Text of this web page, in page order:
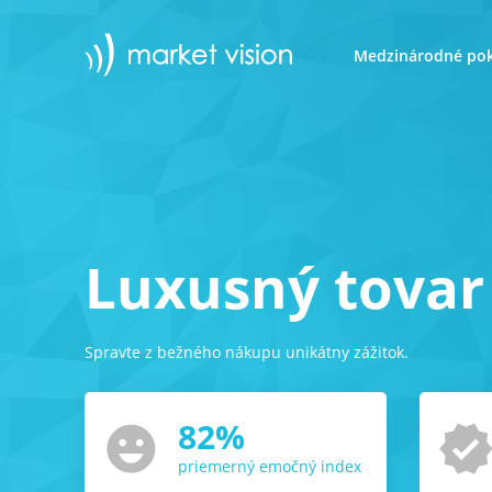
Medzinárodné
Luxusný tovar
Spravte z bežného nákupu unikátny zážitok.
emoji_emotions 82%
priemerný emočný index verified